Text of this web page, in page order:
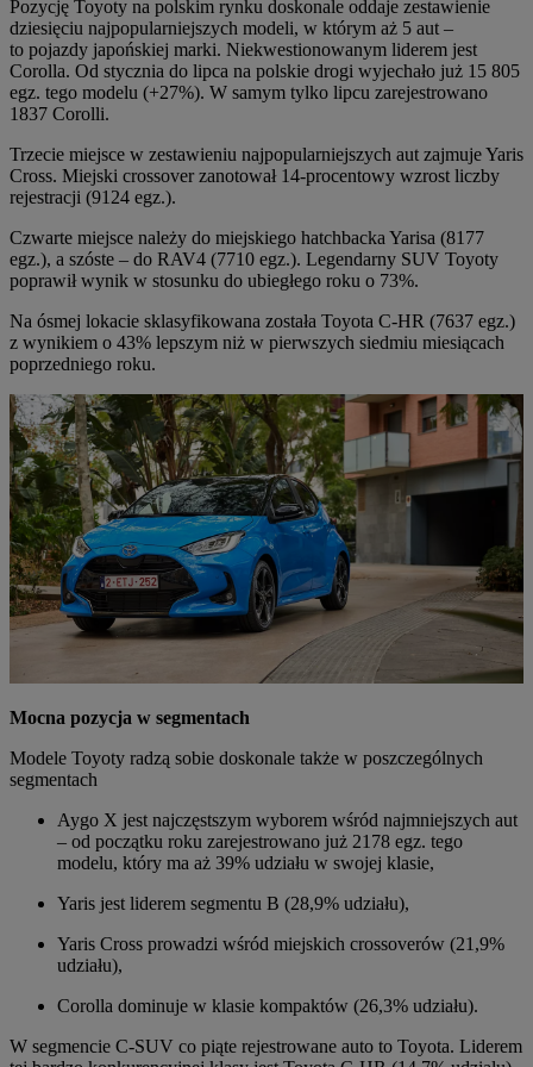
Pozycję Toyoty na polskim rynku doskonale oddaje zestawienie
dziesięciu najpopularniejszych modeli, w którym aż 5 aut –
to pojazdy japońskiej marki. Niekwestionowanym liderem jest
Corolla. Od stycznia do lipca na polskie drogi wyjechało już 15 805
egz. tego modelu (+27%). W samym tylko lipcu zarejestrowano
1837 Corolli.
Trzecie miejsce w zestawieniu najpopularniejszych aut zajmuje Yaris
Cross. Miejski crossover zanotował 14-procentowy wzrost liczby
rejestracji (9124 egz.).
Czwarte miejsce należy do miejskiego hatchbacka Yarisa (8177
egz.), a szóste – do RAV4 (7710 egz.). Legendarny SUV Toyoty
poprawił wynik w stosunku do ubiegłego roku o 73%.
Na ósmej lokacie sklasyfikowana została Toyota C-HR (7637 egz.)
z wynikiem o 43% lepszym niż w pierwszych siedmiu miesiącach
poprzedniego roku.
Mocna pozycja w segmentach
Modele Toyoty radzą sobie doskonale także w poszczególnych
segmentach
Aygo X jest najczęstszym wyborem wśród najmniejszych aut
– od początku roku zarejestrowano już 2178 egz. tego
modelu, który ma aż 39% udziału w swojej klasie,
Yaris jest liderem segmentu B (28,9% udziału),
Yaris Cross prowadzi wśród miejskich crossoverów (21,9%
udziału),
Corolla dominuje w klasie kompaktów (26,3% udziału).
W segmencie C-SUV co piąte rejestrowane auto to Toyota. Liderem